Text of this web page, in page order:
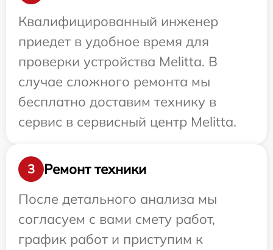
Квалифицированный инженер
приедет в удобное время для
проверки устройства Melitta. В
случае сложного ремонта мы
бесплатно доставим технику в
сервис в сервисный центр Melitta.
3
Ремонт техники
После детального анализа мы
согласуем с вами смету работ,
график работ и приступим к